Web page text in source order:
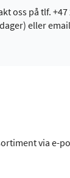
oss på tlf. +47
eller
via e-